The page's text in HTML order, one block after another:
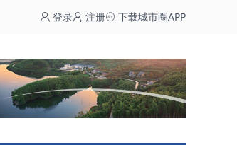
登录 注册 下载城市圈APP